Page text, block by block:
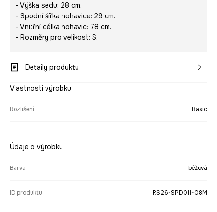
- Výška sedu: 28 cm.
- Spodní šířka nohavice: 29 cm.
- Vnitřní délka nohavic: 78 cm.
- Rozměry pro velikost: S.
Detaily produktu
Vlastnosti výrobku
Rozlišení Basic
Údaje o výrobku
Barva béžová
ID produktu RS26-SPD011-08M